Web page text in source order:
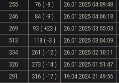
255 76 ( -8 )
26.01.2025 04:09:48
246 84 ( -9 )
26.01.2025 04:06:18
269 93 ( +23 )
26.01.2025 03:55:03
513 118 ( -3 )
26.01.2025 03:04:09
334 261 ( -12 )
26.01.2025 02:10:11
320 273 ( -14 )
26.01.2025 01:51:47
291 316 ( -17 )
19.04.2024 21:49:56